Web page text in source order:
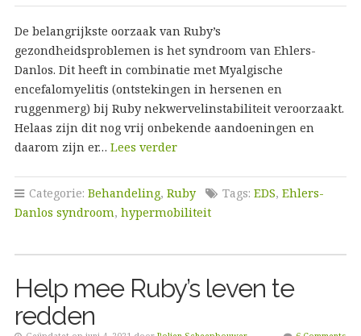
De belangrijkste oorzaak van Ruby’s
gezondheidsproblemen is het syndroom van Ehlers-
Danlos. Dit heeft in combinatie met Myalgische
encefalomyelitis (ontstekingen in hersenen en
ruggenmerg) bij Ruby nekwervelinstabiliteit veroorzaakt.
Helaas zijn dit nog vrij onbekende aandoeningen en
daarom zijn er… Lees verder
Categorie: Behandeling, Ruby Tags: EDS, Ehlers-
Danlos syndroom, hypermobiliteit
Help mee Ruby’s leven te
redden